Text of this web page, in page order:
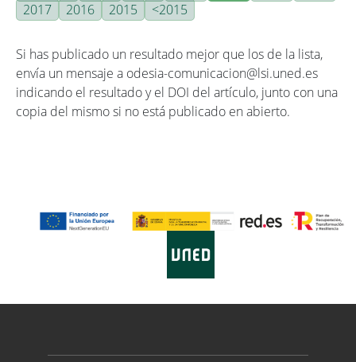
2017
2016 2015 <2015
Si has publicado un resultado mejor que los de la lista,
envía un mensaje a odesia-comunicacion@lsi.uned.es
indicando el resultado y el DOI del artículo, junto con una
copia del mismo si no está publicado en abierto.